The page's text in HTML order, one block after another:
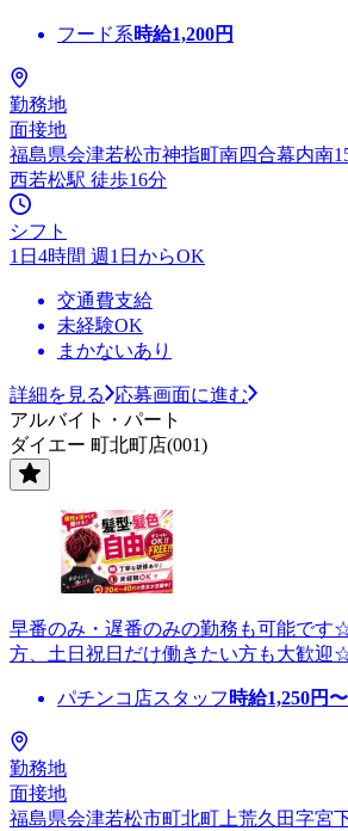
フード系時給1,200円
勤務地
面接地
福島県会津若松市神指町南四合幕内南
西若松駅 徒歩16分
シフト
1日4時間 週1日からOK
交通費支給
未経験OK
まかないあり
詳細を見る
応募画面に進む
アルバイト・パート
ダイエー 町北町店(001)
早番のみ・遅番のみの勤務も可能です
方、土日祝日だけ働きたい方も大歓迎
パチンコ店スタッフ 時給1,250円〜
勤務地
面接地
福島県会津若松市町北町上荒久田字宮